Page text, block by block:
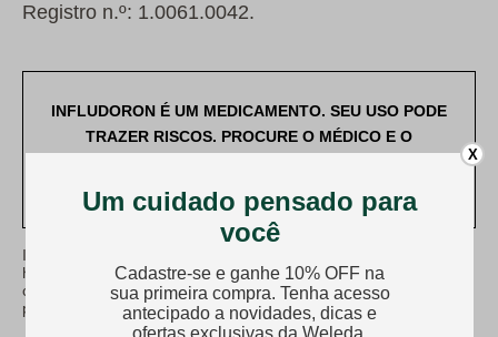
Registro n.º: 1.0061.0042.
INFLUDORON É UM MEDICAMENTO. SEU USO PODE
TRAZER RISCOS. PROCURE O MÉDICO E O
SINTOMAS, O MÉDICO DEVERÁ SER CONSULTADO.
Infludoron é contraindicado para pessoas com
hipersensibilidade aos componentes da fórmula. Vide bula. Siga
corretamente o modo de usar, não desaparecendo os sintomas
procure orientação de um profissional de saúde.
X